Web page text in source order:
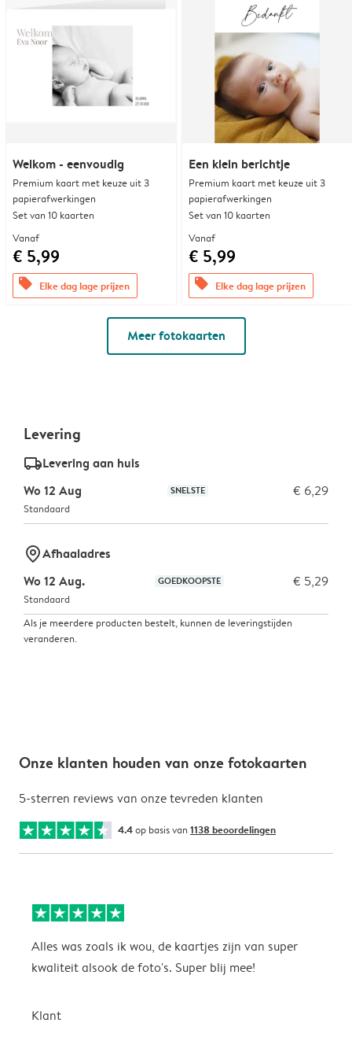
Welkom - eenvoudig
Premium kaart met keuze uit 3
papierafwerkingen
Set van 10 kaarten
Vanaf
€ 5,99
offers Elke dag lage prijzen
Een klein berichtje
Premium kaart met keuze uit 3
papierafwerkingen
Set van 10 kaarten
Vanaf
€ 5,99
offers Elke dag lage prijzen
Meer fotokaarten
Levering
delivery_standard_v2Levering aan huis
Wo 12 Aug
SNELSTE € 6,29
Standaard
marker-pinAfhaaladres
Wo 12 Aug.
GOEDKOOPSTE € 5,29
Standaard
Als je meerdere producten bestelt, kunnen de leveringstijden
veranderen.
Onze klanten houden van onze fotokaarten
5-sterren reviews van onze tevreden klanten
4.4op basis van 1138 beoordelingen
Alles was zoals ik wou, de kaartjes zijn van super
kwaliteit alsook de foto's. Super blij mee!
Klant